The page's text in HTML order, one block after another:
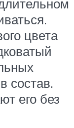
цвета
состав.
его без